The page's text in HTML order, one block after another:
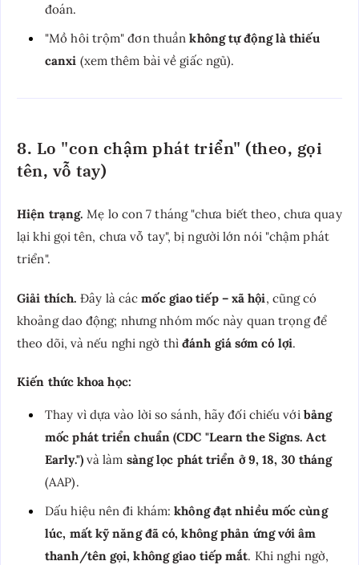
đoán.
"Mồ hôi trộm" đơn thuầnkhông tự động là thiếu
canxi (xem thêm bài về giấc ngủ).
8. Lo "con chậm phát triển" (theo, gọi
tên, vỗ tay)
Hiện trạng. Mẹ lo con 7 tháng "chưa biết theo, chưa quay
lại khi gọi tên, chưa vỗ tay", bị người lớn nói "chậm phát
triển".
Giải thích. Đây là cácmốc giao tiếp – xã hội, cũng có
khoảng dao động; nhưng nhóm mốc này quan trọng để
theo dõi, và nếu nghi ngờ thì đánh giá sớm có lợi.
Kiến thức khoa học:
Thay vì dựa vào lời so sánh, hãy đối chiếu với bảng
mốc phát triển chuẩn (CDC "Learn the Signs. Act
Early.")và làm sàng lọc phát triển ở 9, 18, 30 tháng
(AAP).
Dấu hiệu nên đi khám:không đạt nhiều mốc cùng
lúc, mất kỹ năng đã có, không phản ứng với âm
thanh/tên gọi, không giao tiếp mắt. Khi nghi ngờ,